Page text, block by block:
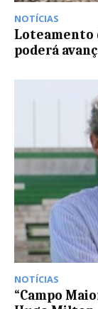
NOTÍCIAS
Loteamento
poderá
NOTÍCIAS
“Campo